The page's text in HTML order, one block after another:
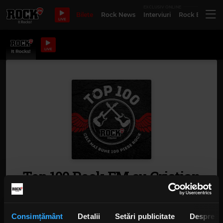
Consimțământ Detalii Setări publicitate Despre
LIVE
Bilete Rock News Interviuri Rock
LIVE
Top 100 Rock FM cu Cristian
Top 100 Rock FM - Primul top realizat exclusiv